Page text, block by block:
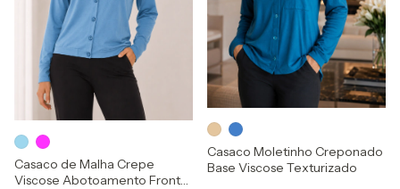
Casaco de Malha Crepe
Viscose Abotoamento Frontal
Casaco Moletinho Creponado
Base Viscose Texturizado